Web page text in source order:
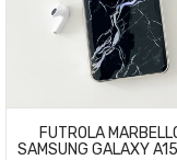
FUTROLA
SAMSUNG GALAXY